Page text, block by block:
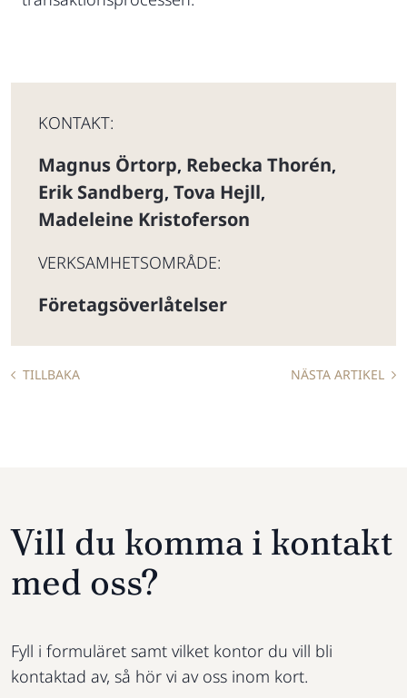
KONTAKT:
Magnus Örtorp, Rebecka Thorén,
Erik Sandberg, Tova Hejll,
Madeleine Kristoferson
VERKSAMHETSOMRÅDE:
Företagsöverlåtelser
TILLBAKA NÄSTA ARTIKEL
Vill du komma i kontakt
med oss?
Fyll i formuläret samt vilket kontor du vill bli
kontaktad av, så hör vi av oss inom kort.